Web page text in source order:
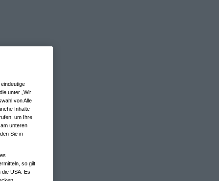
unter „Wir
von Alle
Inhalte
um Ihre
unteren
Sie in
so gilt
die USA. Es